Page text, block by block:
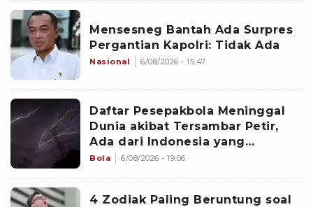
Mensesneg Bantah Ada Surpres
Pergantian Kapolri: Tidak Ada
Nasional 6/08/2026 - 15:47
Daftar Pesepakbola Meninggal
Dunia akibat Tersambar Petir,
Ada dari Indonesia yang
Namanya sudah Tersohor
Bola 6/08/2026 - 19:06
4 Zodiak Paling Beruntung soal